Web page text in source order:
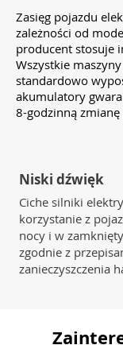
Zasięg pojazdu
zależności od
producent stosuje
Wszystkie
standardowo
akumulatory
8-godzinną zmianę
Niski dźwięk
Ciche silniki
korzystanie z
nocy i w
zgodnie z
zanieczyszczenia